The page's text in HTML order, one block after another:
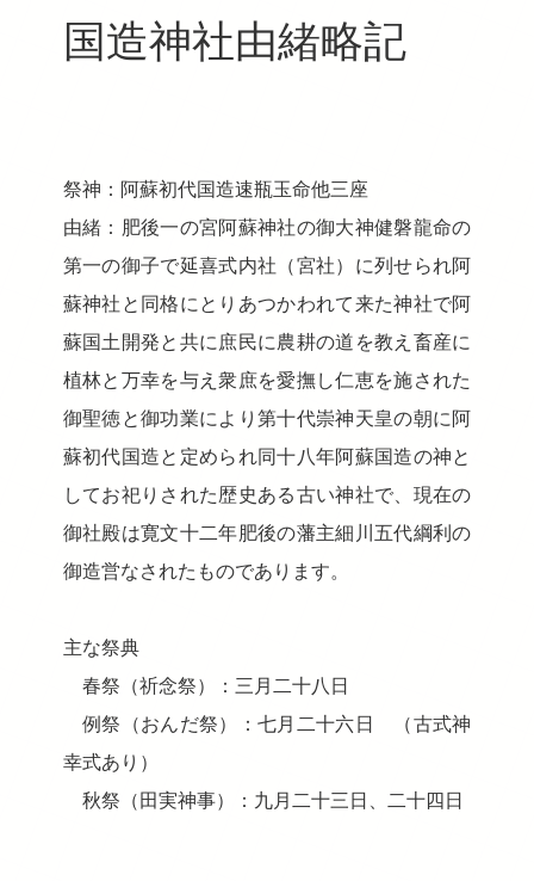
国造神社由緒略記
祭神：阿蘇初代国造速瓶玉命他三座
由緒：肥後一の宮阿蘇神社の御大神健磐龍命の
第一の御子で延喜式内社（宮社）に列せられ阿
蘇神社と同格にとりあつかわれて来た神社で阿
蘇国土開発と共に庶民に農耕の道を教え畜産に
植林と万幸を与え衆庶を愛撫し仁恵を施された
御聖徳と御功業により第十代崇神天皇の朝に阿
蘇初代国造と定められ同十八年阿蘇国造の神と
してお祀りされた歴史ある古い神社で、現在の
御社殿は寛文十二年肥後の藩主細川五代綱利の
御造営なされたものであります。
主な祭典
春祭（祈念祭）：三月二十八日
例祭（おんだ祭）：七月二十六日 （古式神
幸式あり）
秋祭（田実神事）：九月二十三日、二十四日